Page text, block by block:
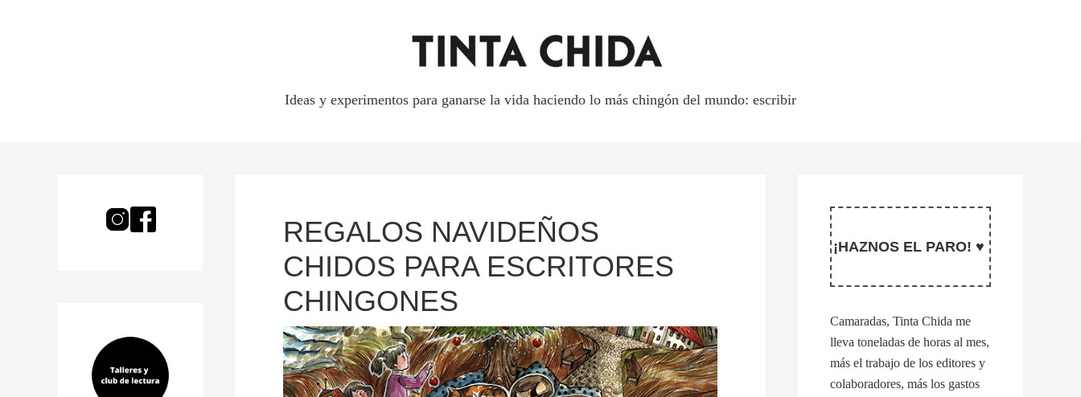
Ideas y experimentos para ganarse la vida haciendo lo más chingón del mundo: escribir
REGALOS NAVIDEÑOS
CHIDOS PARA ESCRITORES
CHINGONES
¡HAZNOS EL PARO! ♥
Camaradas, Tinta Chida me
lleva toneladas de horas al mes,
más el trabajo de los editores y
colaboradores, más los gastos